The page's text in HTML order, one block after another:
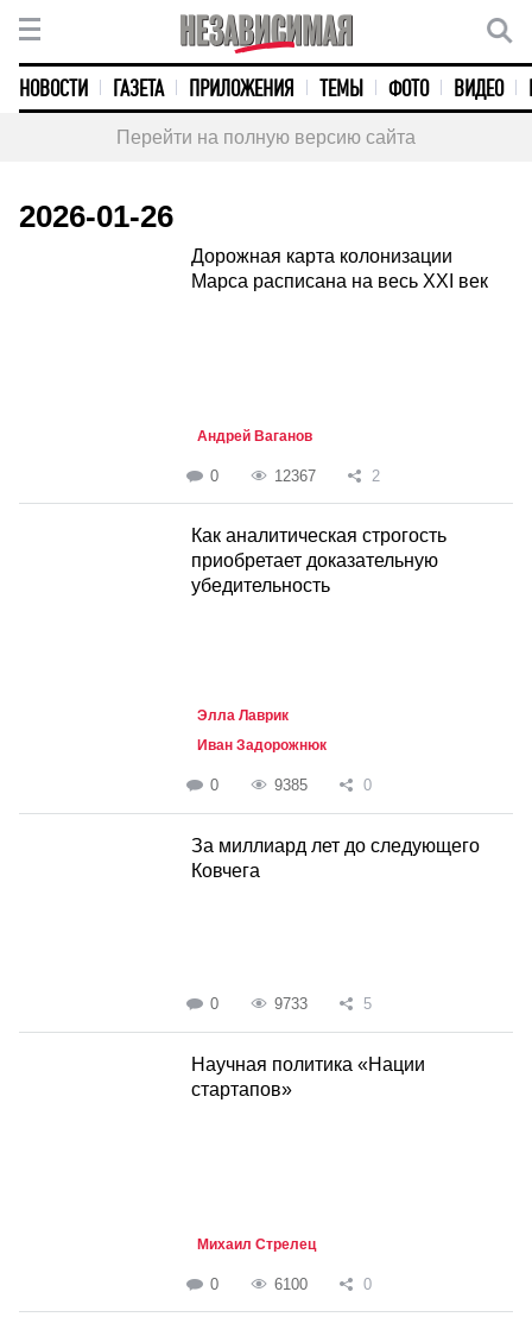
НОВОСТИ ГАЗЕТА ПРИЛОЖЕНИЯ ТЕМЫ ФОТО ВИДЕО
Перейти на полную версию сайта
2026-01-26
Дорожная карта колонизации
Марса расписана на весь XXI век
Андрей Ваганов
0 12367 2
Как аналитическая строгость
приобретает доказательную
убедительность
Элла Лаврик
Иван Задорожнюк
0 9385 0
За миллиард лет до следующего
Ковчега
0 9733 5
Научная политика «Нации
стартапов»
Михаил Стрелец
0 6100 0